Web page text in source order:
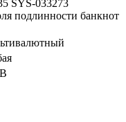
SYS-033273
подлинности банкнот